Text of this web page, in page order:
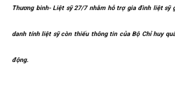
Thương binh- Liệt sỹ 27/7 nhằm hỗ trợ gia đình liệt sỹ
danh tính liệt sỹ còn thiếu thông tin của Bộ Chỉ huy
động.